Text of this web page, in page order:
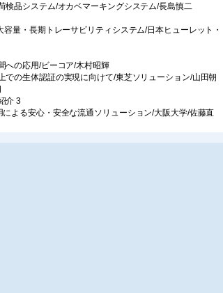
検品システム/オカベマーキングシステム/長島慎二
容量・長期トレーサビリティシステム/日本ヒューレット・
への応用/ビーコア/木村昭輝
での生体認証の実現に向けて/東芝ソリューション/山田朝
介 3
よる安心・安全な流通ソリューション/大阪大学/佐藤直